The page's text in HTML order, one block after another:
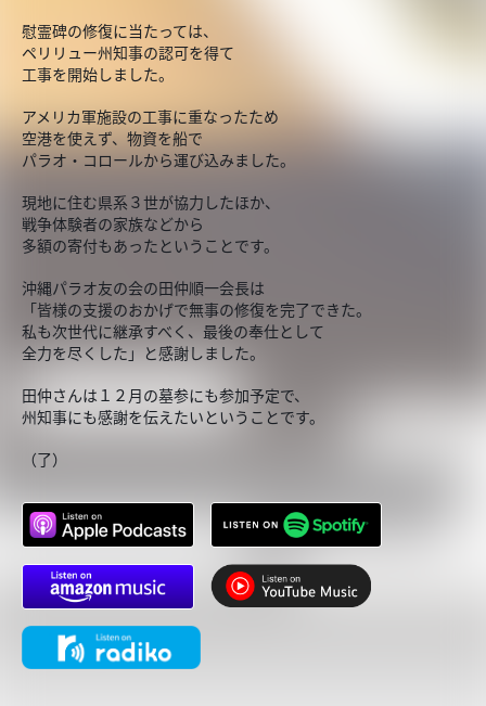
慰霊碑の修復に当たっては、
ペリリュー州知事の認可を得て
工事を開始しました。
アメリカ軍施設の工事に重なったため
空港を使えず、物資を船で
パラオ・コロールから運び込みました。
現地に住む県系３世が協力したほか、
戦争体験者の家族などから
多額の寄付もあったということです。
沖縄パラオ友の会の田仲順一会長は
「皆様の支援のおかげで無事の修復を完了できた。
私も次世代に継承すべく、最後の奉仕として
全力を尽くした」と感謝しました。
田仲さんは１２月の墓参にも参加予定で、
州知事にも感謝を伝えたいということです。
（了）